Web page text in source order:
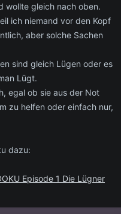
wollte gleich nach oben.
ich niemand vor den Kopf
aber solche Sachen
sind gleich Lügen oder es
Lügt.
egal ob sie aus der Not
zu helfen oder einfach nur,
dazu:
Episode 1 Die Lügner